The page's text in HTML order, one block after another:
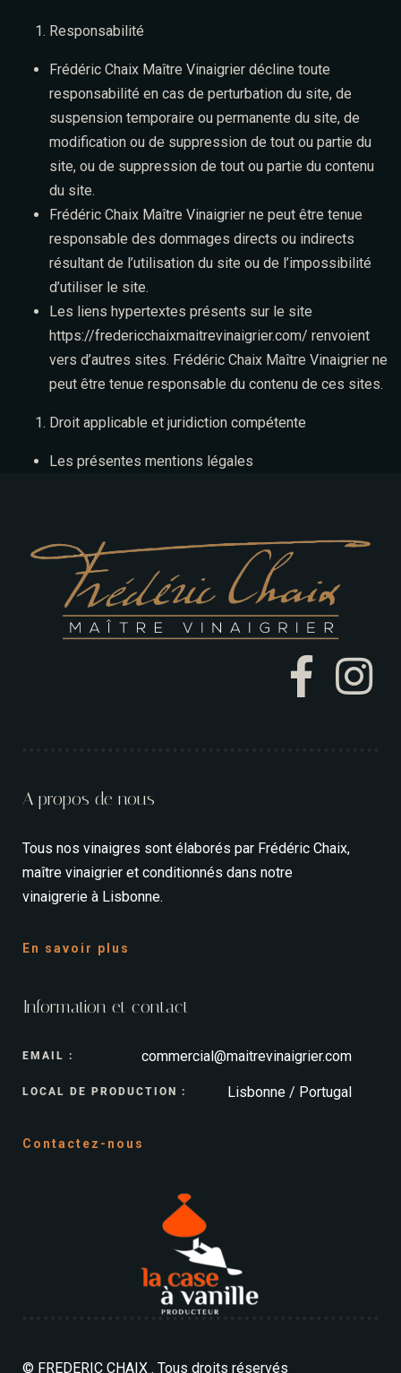
Responsabilité
Frédéric Chaix Maître Vinaigrier décline toute
responsabilité en cas de perturbation du site, de
suspension temporaire ou permanente du site, de
modification ou de suppression de tout ou partie du
site, ou de suppression de tout ou partie du contenu
du site.
Frédéric Chaix Maître Vinaigrier ne peut être tenue
responsable des dommages directs ou indirects
résultant de l’utilisation du site ou de l’impossibilité
d’utiliser le site.
Les liens hypertextes présents sur le site
https://fredericchaixmaitrevinaigrier.com/ renvoient
vers d’autres sites. Frédéric Chaix Maître Vinaigrier ne
peut être tenue responsable du contenu de ces sites.
Droit applicable et juridiction compétente
Les présentes mentions légales
A propos de nous
Tous nos vinaigres sont élaborés par Frédéric Chaix,
maître vinaigrier et conditionnés dans notre
vinaigrerie à Lisbonne.
En savoir plus
Information et contact
EMAIL : commercial@maitrevinaigrier.com
LOCAL DE PRODUCTION : Lisbonne / Portugal
Contactez-nous
© FREDERIC CHAIX . Tous droits réservés
Envoyer le message